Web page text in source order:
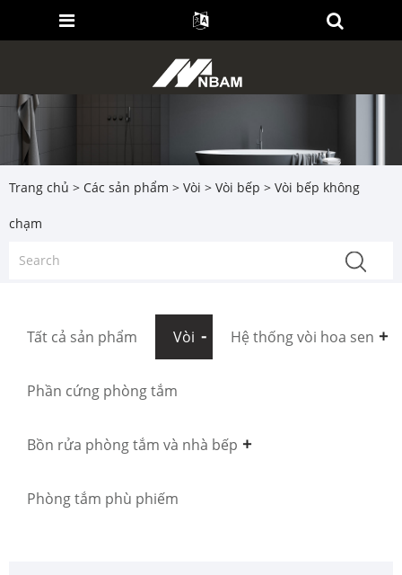
Trang chủ > Các sản phẩm > Vòi > Vòi bếp > Vòi bếp không
chạm
Tất cả sản phẩm Vòi Hệ thống vòi hoa sen
Phần cứng phòng tắm
Bồn rửa phòng tắm và nhà bếp
Phòng tắm phù phiếm